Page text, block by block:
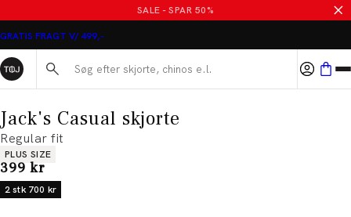
SALE - SPAR 50%
GRATIS FRAGT V/ 499,-
Søg her...
Jack's Casual skjorte
Regular fit
Produkt egenskaber
PLUS SIZE
I alt (inkl. rabat)
399 kr
2 stk 700 kr